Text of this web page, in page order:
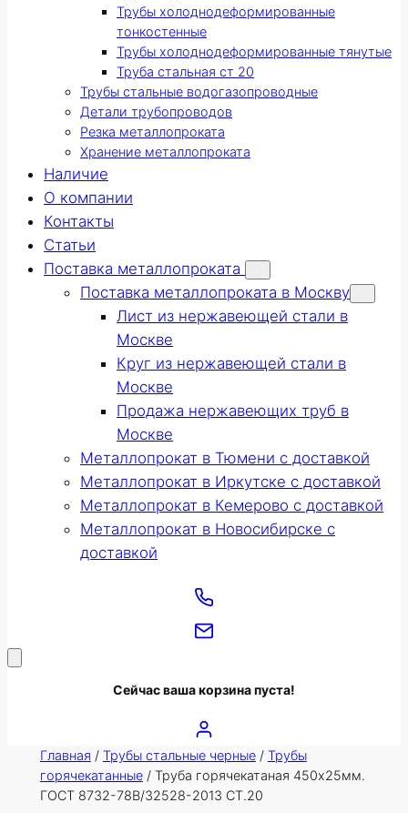
Трубы холоднодеформированные
тонкостенные
Трубы холоднодеформированные тянутые
Труба стальная ст 20
Трубы стальные водогазопроводные
Детали трубопроводов
Резка металлопроката
Хранение металлопроката
Наличие
О компании
Контакты
Статьи
Поставка металлопроката
Поставка металлопроката в Москву
Лист из нержавеющей стали в
Москве
Круг из нержавеющей стали в
Москве
Продажа нержавеющих труб в
Москве
Металлопрокат в Тюмени с доставкой
Металлопрокат в Иркутске с доставкой
Металлопрокат в Кемерово с доставкой
Металлопрокат в Новосибирске с
доставкой
Сейчас ваша корзина пуста!
Главная / Трубы стальные черные/ Трубы
горячекатанные/ Труба горячекатаная 450х25мм.
ГОСТ 8732-78В/32528-2013 СТ.20